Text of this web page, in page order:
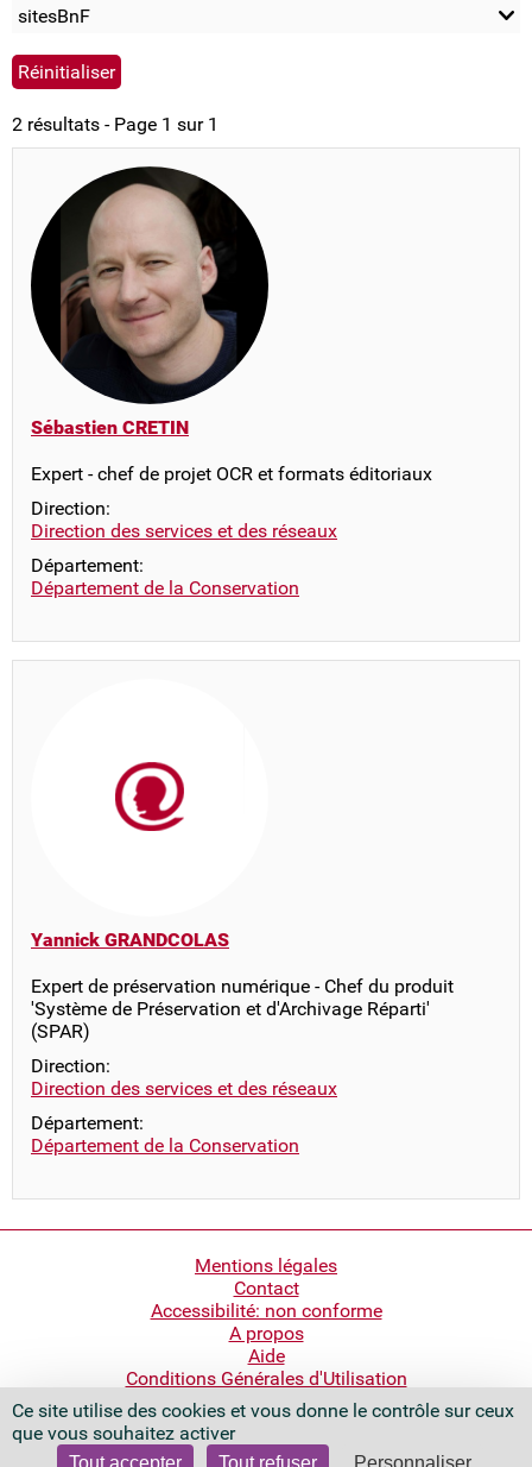
Ce site utilise des cookies et vous donne le contrôle sur ceux
que vous souhaitez activer
Tout accepter Tout refuser Personnaliser
sitesBnF
2 résultats - Page 1 sur 1
Sébastien CRETIN
Expert - chef de projet OCR et formats éditoriaux
Direction:
Direction des services et des réseaux
Département:
Département de la Conservation
Yannick GRANDCOLAS
Expert de préservation numérique - Chef du produit
'Système de Préservation et d'Archivage Réparti'
(SPAR)
Direction:
Direction des services et des réseaux
Département:
Département de la Conservation
Mentions légales
Contact
Accessibilité: non conforme
A propos
Aide
Conditions Générales d'Utilisation
Bibliothèque nationale de France
Quai François Mauriac
75706 Paris Cedex 13 - France